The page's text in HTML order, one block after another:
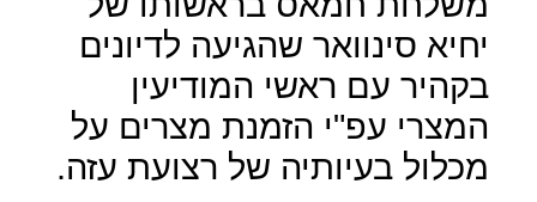
יחיא סינוואר שהגיעה לדיונים
בקהיר עם ראשי המודיעין
המצרי עפ"י הזמנת מצרים על
מכלול בעיותיה של רצועת עזה.